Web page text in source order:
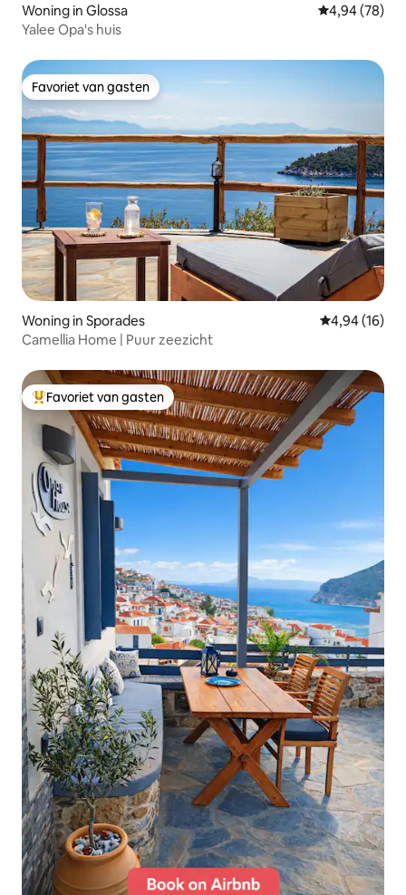
Woning in Glossa Gemiddelde
4,94 (78)
Yalee Opa's huis
Favoriet van gasten
Favoriet van gasten
Woning in Sporades Gemiddelde
4,94 (16)
Camellia Home | Puur zeezicht
Topfavoriet van gasten
Favoriet van gasten